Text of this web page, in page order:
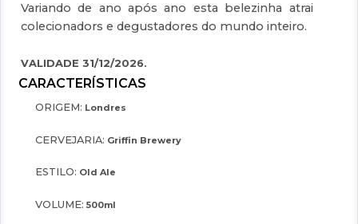
Variando de ano após ano esta belezinha atrai
colecionadors e degustadores do mundo inteiro.
VALIDADE 31/12/2026.
ORIGEM: Londres
CERVEJARIA: Griffin Brewery
ESTILO: Old Ale
VOLUME: 500ml